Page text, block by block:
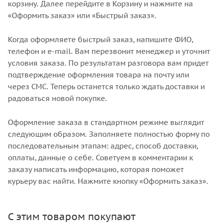
корзину. Далее перейдите в Корзину и нажмите на
«Оформить заказ» или «Быстрый заказ».
Когда оформляете быстрый заказ, напишите ФИО,
телефон и e-mail. Вам перезвонит менеджер и уточнит
условия заказа. По результатам разговора вам придет
подтверждение оформления товара на почту или
через СМС. Теперь останется только ждать доставки и
радоваться новой покупке.
Оформление заказа в стандартном режиме выглядит
следующим образом. Заполняете полностью форму по
последовательным этапам: адрес, способ доставки,
оплаты, данные о себе. Советуем в комментарии к
заказу написать информацию, которая поможет
курьеру вас найти. Нажмите кнопку «Оформить заказ».
С этим товаром покупают